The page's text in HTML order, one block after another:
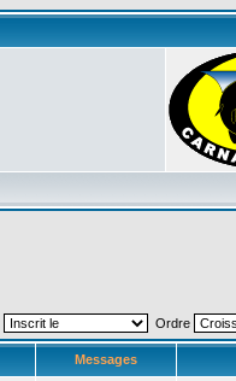
Ordre
Messages